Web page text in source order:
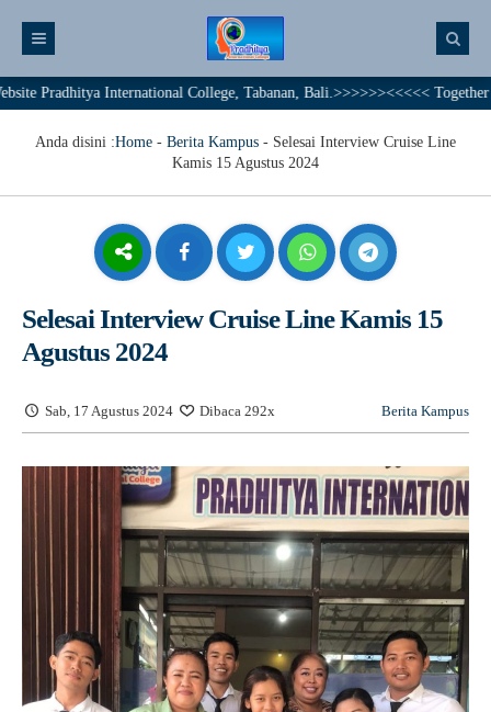
International College, Tabanan, Bali.>>>>>><<<<< Together We
Anda disini :Home - Berita Kampus - Selesai Interview Cruise Line
Kamis 15 Agustus 2024
Selesai Interview Cruise Line Kamis 15
Agustus 2024
Sab, 17 Agustus 2024 Dibaca 292x Berita Kampus